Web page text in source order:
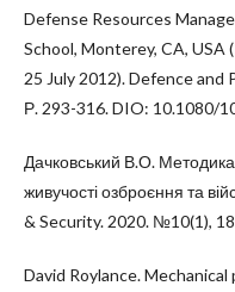
Defense Resources
School, Monterey, CA, USA
25 July 2012). Defence and
Р. 293-316. DIO: 10.1080/
Дачковський В.О.
живучості озброєння та
& Security. 2020. №10(1),
David Roylance.